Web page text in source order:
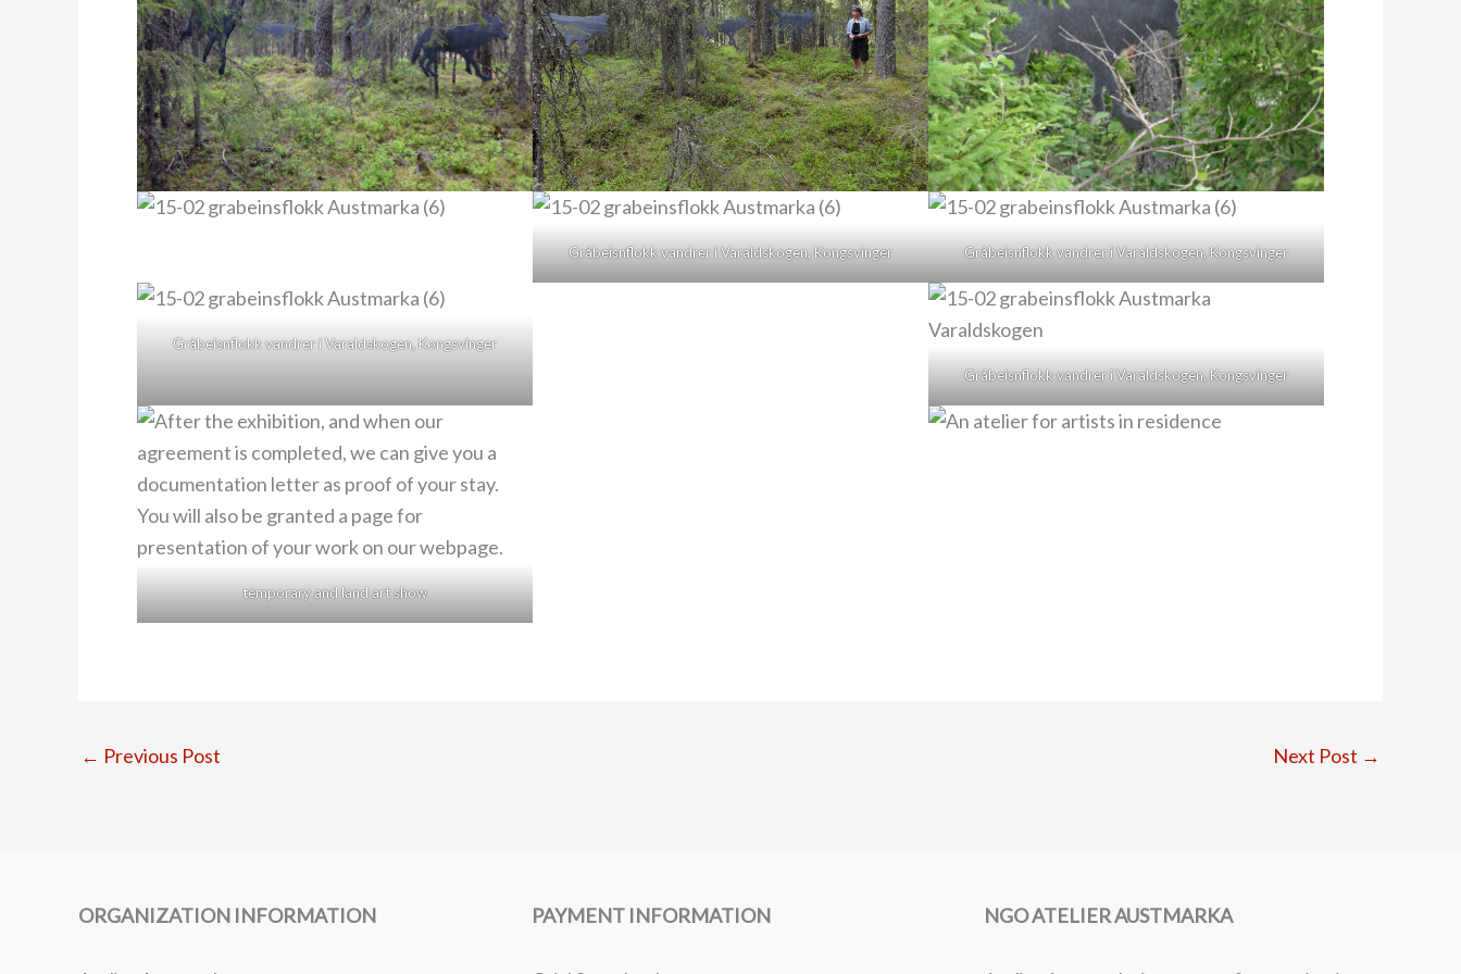
Gråbeisnflokk vandrer i Varaldskogen, Kongsvinger Gråbeisnflokk vandrer i Varaldskogen, Kongsvinger
Gråbeisnflokk vandrer i Varaldskogen, Kongsvinger
Gråbeisnflokk vandrer i Varaldskogen, Kongsvinger
temporary and land art show
← Previous Post Next Post →
ORGANIZATION INFORMATION PAYMENT INFORMATION NGO ATELIER AUSTMARKA